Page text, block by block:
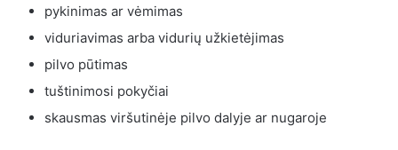
pykinimas ar vėmimas
viduriavimas arba vidurių užkietėjimas
pilvo pūtimas
tuštinimosi pokyčiai
skausmas viršutinėje pilvo dalyje ar nugaroje